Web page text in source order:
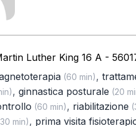
Luther King 16 A -
(60 min),
, ginnastica posturale (20
(60 min), riabilitazione
min), prima visita